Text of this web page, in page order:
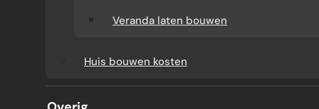
Veranda laten bouwen
Huis bouwen kosten
KOSTEN EN AFWERKING
VAN EEN LICHTSTRAAT IN